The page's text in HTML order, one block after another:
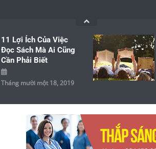
11 Lợi Ích Của Việc
Đọc Sách Mà Ai Cũng
Cần Phải Biết
Tháng mười một 18, 2019